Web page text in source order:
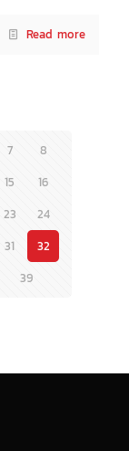
Read more
7
8
15
16
23
24
31
32
39